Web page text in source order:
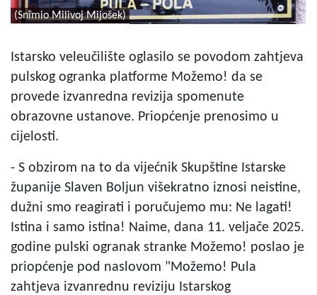
(Snimio Milivoj Mijošek)
Istarsko veleučilište oglasilo se povodom zahtjeva
pulskog ogranka platforme Možemo! da se
provede izvanredna revizija spomenute
obrazovne ustanove. Priopćenje prenosimo u
cijelosti.
- S obzirom na to da vijećnik Skupštine Istarske
županije Slaven Boljun višekratno iznosi neistine,
dužni smo reagirati i poručujemo mu: Ne lagati!
Istina i samo istina! Naime, dana 11. veljače 2025.
godine pulski ogranak stranke Možemo! poslao je
priopćenje pod naslovom "Možemo! Pula
zahtjeva izvanrednu reviziju Istarskog